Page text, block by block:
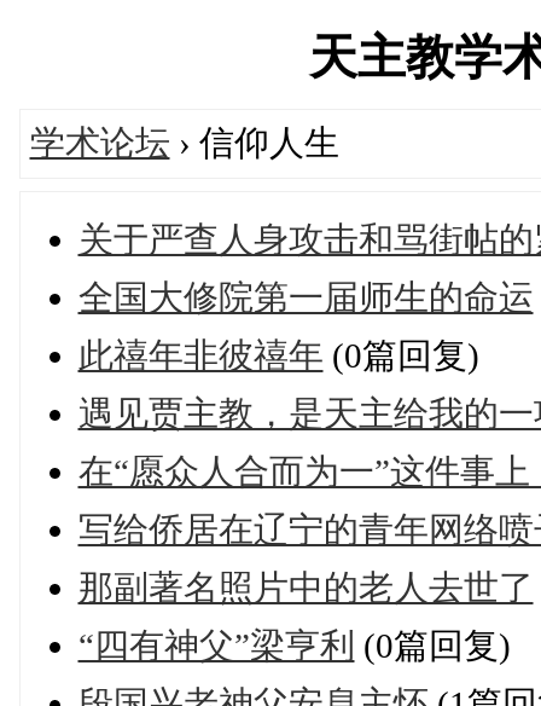
天主教学
学术论坛 › 信仰人生
关于严查人身攻击和骂街帖
全国大修院第一届师生的命运
此禧年非彼禧年 (0篇回复)
遇见贾主教，是天主给我的
在“愿众人合而为一”这件事
写给侨居在辽宁的青年网络喷
那副著名照片中的老人去世了
“四有神父”梁亨利 (0篇回复)